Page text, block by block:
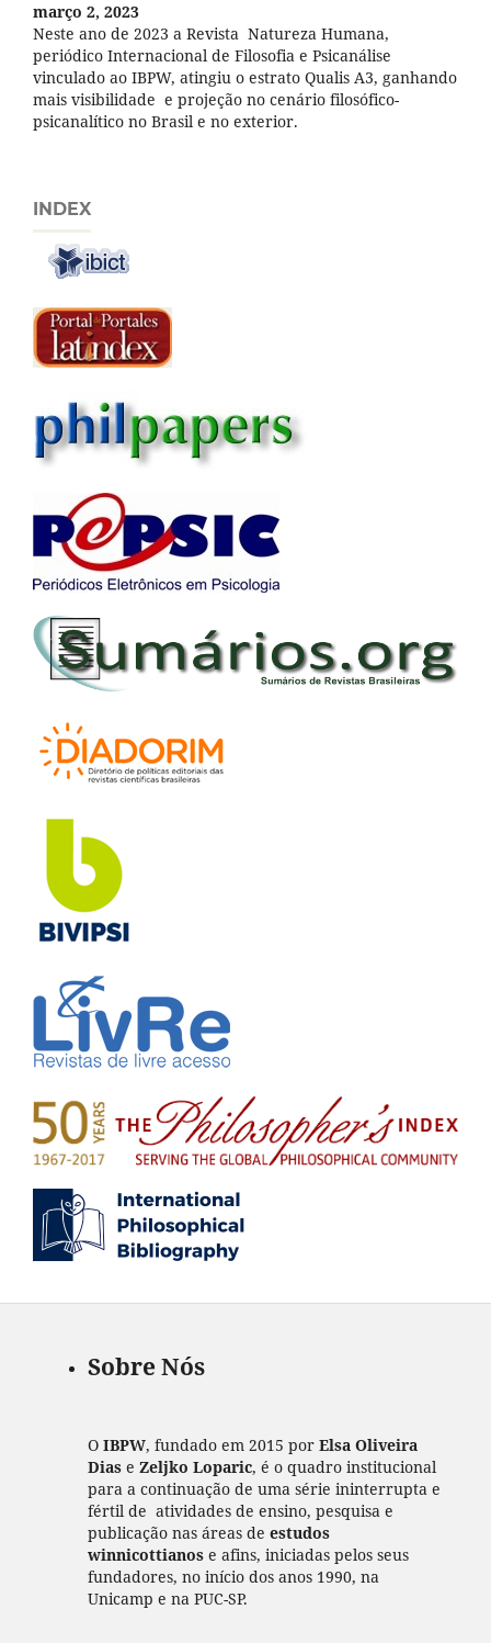
março 2, 2023
Neste ano de 2023 a Revista Natureza Humana,
periódico Internacional de Filosofia e Psicanálise
vinculado ao IBPW, atingiu o estrato Qualis A3, ganhando
mais visibilidade e projeção no cenário filosófico-
psicanalítico no Brasil e no exterior.
INDEX
Sobre Nós
O IBPW, fundado em 2015 por Elsa Oliveira
Diase Zeljko Loparic, é o quadro institucional
para a continuação de uma série ininterrupta e
fértil de atividades de ensino, pesquisa e
publicação nas áreas de estudos
winnicottianose afins, iniciadas pelos seus
fundadores, no início dos anos 1990, na
Unicamp e na PUC-SP.